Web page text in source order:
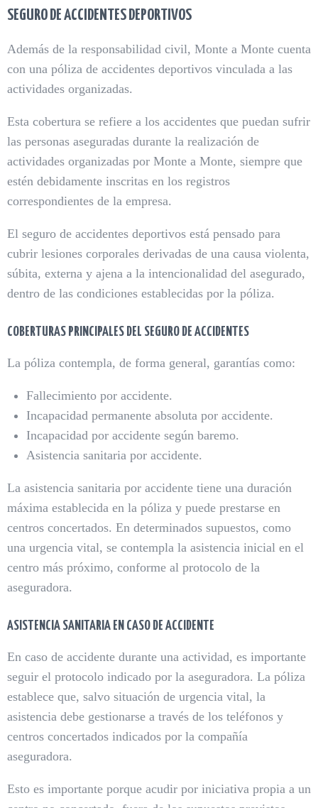
SEGURO DE ACCIDENTES DEPORTIVOS
Además de la responsabilidad civil, Monte a Monte cuenta
con una póliza de accidentes deportivos vinculada a las
actividades organizadas.
Esta cobertura se refiere a los accidentes que puedan sufrir
las personas aseguradas durante la realización de
actividades organizadas por Monte a Monte, siempre que
estén debidamente inscritas en los registros
correspondientes de la empresa.
El seguro de accidentes deportivos está pensado para
cubrir lesiones corporales derivadas de una causa violenta,
súbita, externa y ajena a la intencionalidad del asegurado,
dentro de las condiciones establecidas por la póliza.
COBERTURAS PRINCIPALES DEL SEGURO DE ACCIDENTES
La póliza contempla, de forma general, garantías como:
Fallecimiento por accidente.
Incapacidad permanente absoluta por accidente.
Incapacidad por accidente según baremo.
Asistencia sanitaria por accidente.
La asistencia sanitaria por accidente tiene una duración
máxima establecida en la póliza y puede prestarse en
centros concertados. En determinados supuestos, como
una urgencia vital, se contempla la asistencia inicial en el
centro más próximo, conforme al protocolo de la
aseguradora.
ASISTENCIA SANITARIA EN CASO DE ACCIDENTE
En caso de accidente durante una actividad, es importante
seguir el protocolo indicado por la aseguradora. La póliza
establece que, salvo situación de urgencia vital, la
asistencia debe gestionarse a través de los teléfonos y
centros concertados indicados por la compañía
aseguradora.
Esto es importante porque acudir por iniciativa propia a un